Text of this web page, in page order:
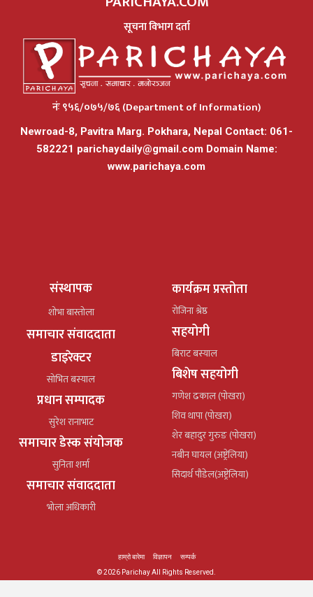
सूचना विभाग दर्ता
नंः ९५६/०७५/७६ (Department of Information)
Newroad-8, Pavitra Marg. Pokhara, Nepal Contact: 061-
582221 parichaydaily@gmail.comDomain Name:
www.parichaya.com
संस्थापक
शोभा बास्तोला
समाचार संवाददाता
डाइरेक्टर
सोभित बस्याल
प्रधान सम्पादक
सुरेश रानाभाट
समाचार डेस्क संयोजक
सुनिता शर्मा
समाचार संवाददाता
भोला अधिकारी
कार्यक्रम प्रस्तोता
रोजिना श्रेष्ठ
सहयोगी
बिराट बस्याल
बिशेष सहयोगी
गणेश ढकाल (पोखरा)
शिव थापा (पोखरा)
शेर बहादुर गुरुङ (पोखरा)
नबीन घायल (अष्ट्रेलिया)
सिदार्थ पौडेल(अष्ट्रेलिया)
हाम्रो बारेमा विज्ञापन
सम्पर्क
© 2026 Parichay All Rights Reserved.